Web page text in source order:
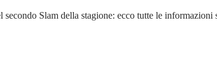
Slam della stagione: ecco tutte le informazioni